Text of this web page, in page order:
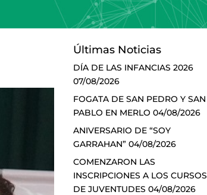
Últimas Noticias
DÍA DE LAS INFANCIAS 2026
07/08/2026
FOGATA DE SAN PEDRO Y SAN
PABLO EN MERLO 04/08/2026
ANIVERSARIO DE “SOY
GARRAHAN” 04/08/2026
COMENZARON LAS
INSCRIPCIONES A LOS CURSOS
DE JUVENTUDES 04/08/2026